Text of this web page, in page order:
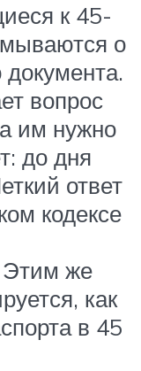
к 45-
о
документа.
вопрос
им нужно
до дня
ответ
кодексе
же
как
в 45